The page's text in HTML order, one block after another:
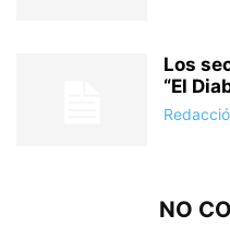
Los
“El
NO